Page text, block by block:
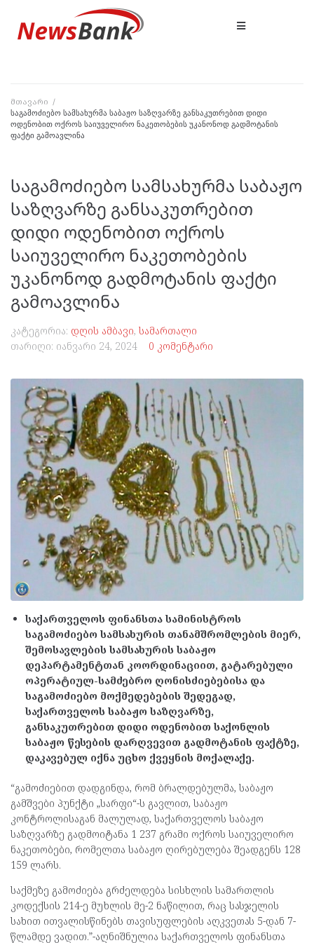
მთავარი /
საგამოძიებო სამსახურმა საბაჟო საზღვარზე განსაკუთრებით დიდი
ოდენობით ოქროს საიუველირო ნაკეთობების უკანონოდ გადმოტანის
ფაქტი გამოავლინა
საგამოძიებო სამსახურმა საბაჟო
საზღვარზე განსაკუთრებით
დიდი ოდენობით ოქროს
საიუველირო ნაკეთობების
უკანონოდ გადმოტანის ფაქტი
გამოავლინა
კატეგორია: დღის ამბავი, სამართალი
თარიღი: იანვარი 24, 2024 0 კომენტარი
საქართველოს ფინანსთა სამინისტროს
საგამოძიებო სამსახურის თანამშრომლების მიერ,
შემოსავლების სამსახურის საბაჟო
დეპარტამენტთან კოორდინაციით, გატარებული
ოპერატიულ-სამძებრო ღონისძიებებისა და
საგამოძიებო მოქმედებების შედეგად,
საქართველოს საბაჟო საზღვარზე,
განსაკუთრებით დიდი ოდენობით საქონლის
საბაჟო წესების დარღვევით გადმოტანის ფაქტზე,
დაკავებულ იქნა უცხო ქვეყნის მოქალაქე.
“გამოძიებით დადგინდა, რომ ბრალდებულმა, საბაჟო
გამშვები პუნქტი „სარფი“-ს გავლით, საბაჟო
კონტროლისაგან მალულად, საქართველოს საბაჟო
საზღვარზე გადმოიტანა 1 237 გრამი ოქროს საიუველირო
ნაკეთობები, რომელთა საბაჟო ღირებულება შეადგენს 128
159 ლარს.
საქმეზე გამოძიება გრძელდება სისხლის სამართლის
კოდექსის 214-ე მუხლის მე-2 ნაწილით, რაც სასჯელის
სახით ითვალისწინებს თავისუფლების აღკვეთას 5-დან 7-
წლამდე ვადით.”-აღნიშნულია საქართველოს ფინანსთა